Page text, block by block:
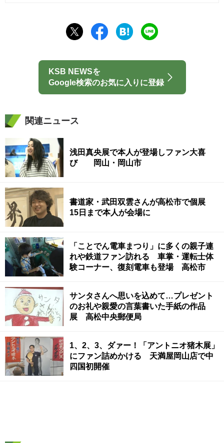
KSB NEWSを
Google検索のお気に入りに登録
関連ニュース
浅田真央展で本人が登場しファン大喜
び 岡山・岡山市
書道家・武田双雲さんが高松市で個展
15日まで本人が会場に
「ことでん電車まつり」に多くの親子連
れや鉄道ファン訪れる 車掌・運転士体
験コーナー、復刻電車も登場 高松市
サンタさんへ思いを込めて…プレゼント
のお礼や親愛の言葉書いた手紙の作品
展 高松中央郵便局
1、2、3、ダァー！「アントニオ猪木展」
にファン詰めかける 天満屋岡山店で中
四国初開催